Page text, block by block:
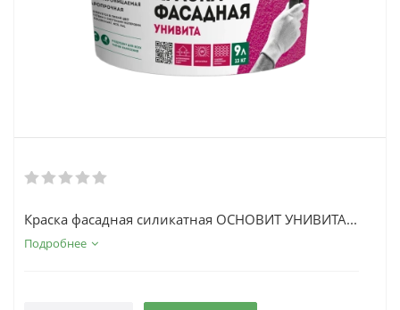
Краска фасадная силикатная ОСНОВИТ УНИВИТА...
Подробнее